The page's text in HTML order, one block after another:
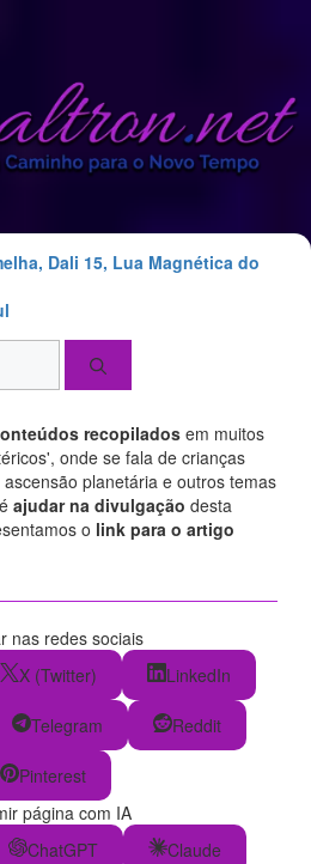
Dali 15, Lua Magnética do
recopilados em muitos
onde se fala de crianças
planetária e outros temas
ajudar na divulgação desta
o link para o artigo
nas redes sociais
X (Twitter) LinkedIn
Telegram Reddit
Pinterest
página com IA
ChatGPT Claude